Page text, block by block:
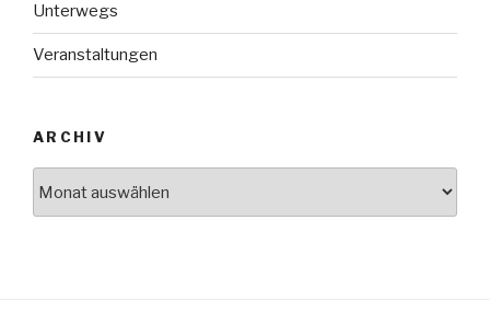
Unterwegs
Veranstaltungen
ARCHIV